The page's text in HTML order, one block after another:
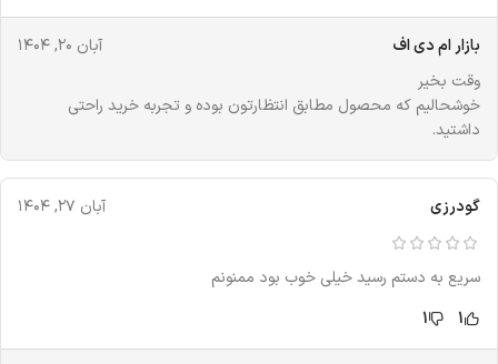
بازار ام دی اف
آبان ۲۰, ۱۴۰۴
وقت بخیر
خوشحالیم که محصول مطابق انتظارتون بوده و تجربه خرید راحتی
داشتید.
گودرزی آبان ۲۷, ۱۴۰۴
سریع به دستم رسید خیلی خوب بود ممنونم
1
1